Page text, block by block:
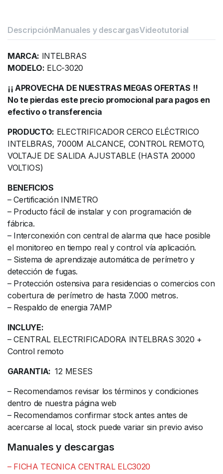
DescripciónManuales y descargasVideotutorial
MARCA: INTELBRAS
MODELO: ELC-3020
¡¡ APROVECHA DE NUESTRAS MEGAS OFERTAS !!
No te pierdas este precio promocional para pagos en
efectivo o transferencia
PRODUCTO: ELECTRIFICADOR CERCO ELÉCTRICO
INTELBRAS, 7000M ALCANCE, CONTROL REMOTO,
VOLTAJE DE SALIDA AJUSTABLE (HASTA 20000
VOLTIOS)
BENEFICIOS
– Certificación INMETRO
– Producto fácil de instalar y con programación de
fábrica.
– Interconexión con central de alarma que hace posible
el monitoreo en tiempo real y control vía aplicación.
– Sistema de aprendizaje automática de perímetro y
detección de fugas.
– Protección ostensiva para residencias o comercios con
cobertura de perímetro de hasta 7.000 metros.
– Respaldo de energia 7AMP
INCLUYE:
– CENTRAL ELECTRIFICADORA INTELBRAS 3020 +
Control remoto
GARANTIA: 12 MESES
– Recomendamos revisar los términos y condiciones
dentro de nuestra página web
– Recomendamos confirmar stock antes antes de
acercarse al local, stock puede variar sin previo aviso
Manuales y descargas
– FICHA TECNICA CENTRAL ELC3020